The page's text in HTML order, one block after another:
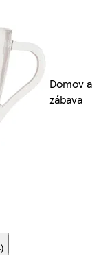
Domov a
zábava